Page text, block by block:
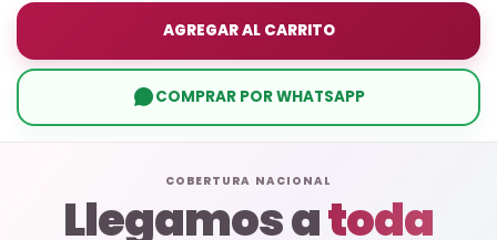
AGREGAR AL CARRITO
COMPRAR POR WHATSAPP
COBERTURA NACIONAL
Llegamos atoda